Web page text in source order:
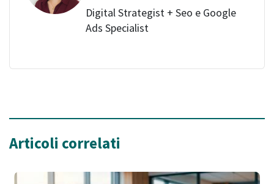
Digital Strategist + Seo e Google
Ads Specialist
Articoli correlati